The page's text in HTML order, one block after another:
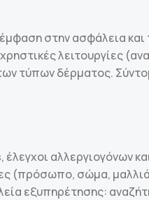
στην ασφάλεια
λειτουργίες
τύπων δέρματος.
αλλεργιογόνων
(πρόσωπο, σώμα,
εξυπηρέτησης: